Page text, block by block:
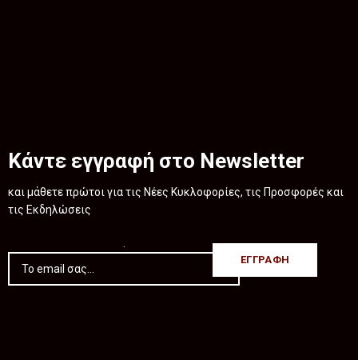
Κάντε εγγραφή στο Newsletter
και μάθετε πρώτοι για τις Νέες Κυκλοφορίες, τις Προσφορές και
τις Εκδηλώσεις
.